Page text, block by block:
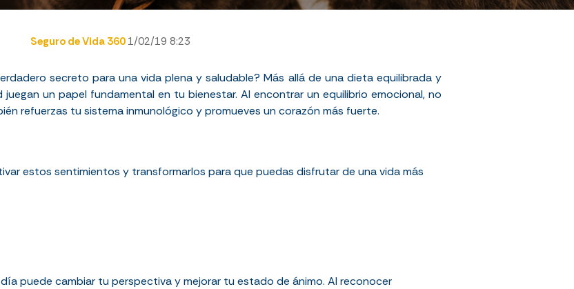
Seguro de Vida 360 1/02/19 8:23
secreto para una vida plena y saludable? Más allá de una dieta equilibrada y
un papel fundamental en tu bienestar. Al encontrar un equilibrio emocional, no
refuerzas tu sistema inmunológico y promueves un corazón más fuerte.
estos sentimientos y transformarlos para que puedas disfrutar de una vida más
puede cambiar tu perspectiva y mejorar tu estado de ánimo. Al reconocer